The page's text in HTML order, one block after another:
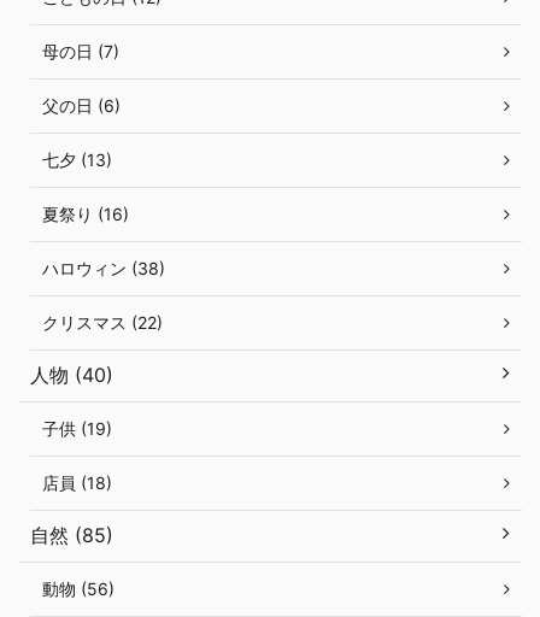
母の日 (7)
父の日 (6)
七夕 (13)
夏祭り (16)
ハロウィン (38)
クリスマス (22)
人物 (40)
子供 (19)
店員 (18)
自然 (85)
動物 (56)